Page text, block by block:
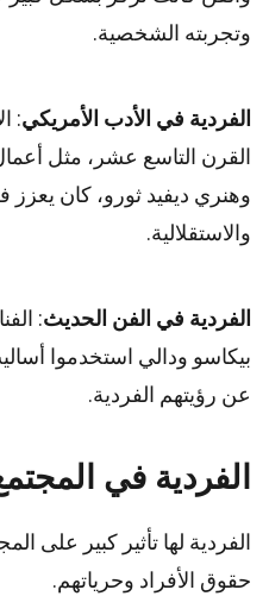
وتجربته الشخصية.
الفردية في الأدب الأمريكي:
القرن التاسع عشر، مثل
وهنري ديفيد ثورو، كان يعزز
والاستقلالية.
الفردية في الفن الحديث:
بيكاسو ودالي استخدموا
عن رؤيتهم الفردية.
الفردية في
الفردية لها تأثير كبير على
حقوق الأفراد وحرياتهم.